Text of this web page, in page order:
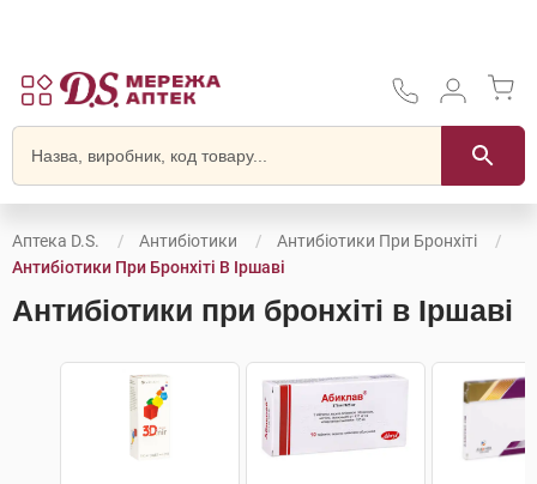
Аптека D.S. Антибіотики
Антибіотики При Бронхіті
Антибіотики При Бронхіті В Іршаві
Антибіотики при бронхіті в Іршаві